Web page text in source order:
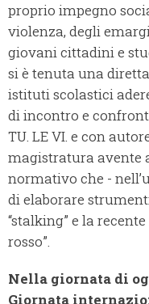
proprio impegno
violenza, degli
giovani cittadini e
si è tenuta una
istituti scolastici
di incontro e
TU. LE VI. e con
magistratura avente
normativo che -
di elaborare
“stalking” e la
rosso”.
Nella giornata di
Giornata